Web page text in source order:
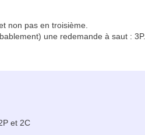
non pas en troisième.
une redemande à saut : 3P.
et 2C